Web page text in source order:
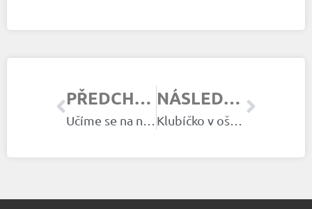
PŘEDCHOZÍ ČLÁNEK NÁSLEDUJÍCÍ ČLÁNEK
Klubíčko v ošatce